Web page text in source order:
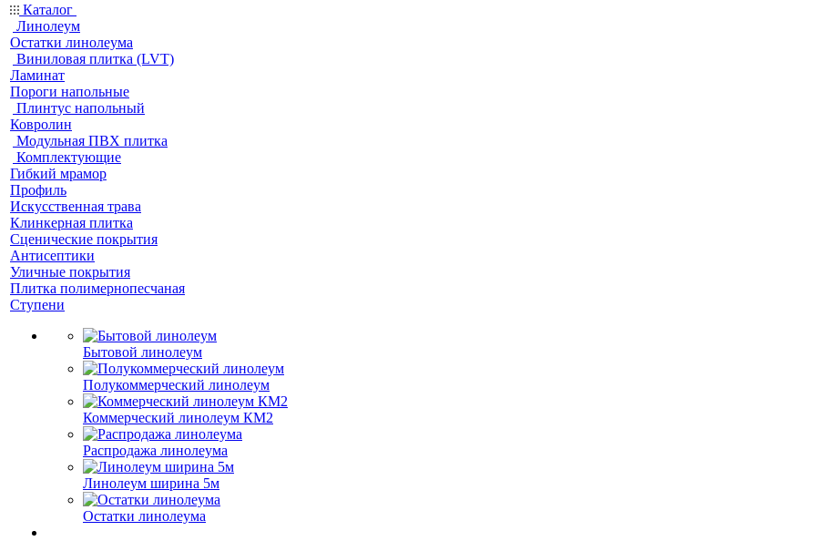
Каталог
Линолеум
Остатки линолеума
Виниловая плитка (LVT)
Ламинат
Пороги напольные
Плинтус напольный
Ковролин
Модульная ПВХ плитка
Комплектующие
Гибкий мрамор
Профиль
Искусственная трава
Клинкерная плитка
Сценические покрытия
Антисептики
Уличные покрытия
Плитка полимернопесчаная
Ступени
Бытовой линолеум
Полукоммерческий линолеум
Коммерческий линолеум КМ2
Распродажа линолеума
Линолеум ширина 5м
Остатки линолеума